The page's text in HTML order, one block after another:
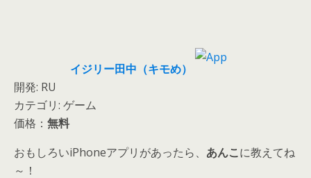
イジリー田中（キモめ）
開発: RU
カテゴリ: ゲーム
価格： 無料
おもしろいiPhoneアプリがあったら、 あんこに教えてね
～！